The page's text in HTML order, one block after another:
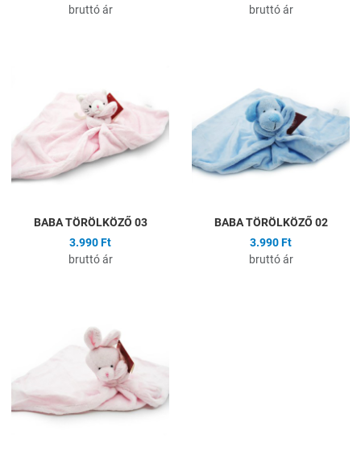
bruttó ár
bruttó ár
Összehasonlítás
Gyors nézet
BABA TÖRÖLKÖZŐ 03
3.990 Ft
bruttó ár
BABA TÖRÖLKÖZŐ 02
3.990 Ft
bruttó ár